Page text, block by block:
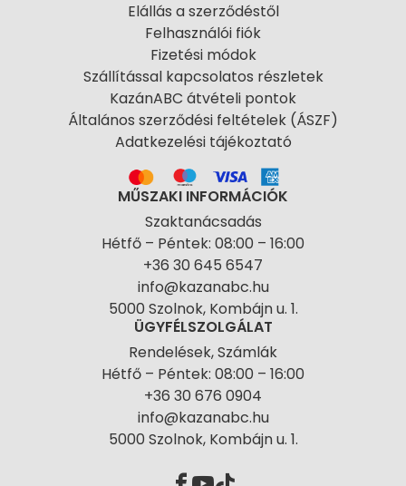
Elállás a szerződéstől
Felhasználói fiók
Fizetési módok
Szállítással kapcsolatos részletek
KazánABC átvételi pontok
Általános szerződési feltételek (ÁSZF)
Adatkezelési tájékoztató
MŰSZAKI INFORMÁCIÓK
Szaktanácsadás
Hétfő – Péntek: 08:00 – 16:00
+36 30 645 6547
info@kazanabc.hu
5000 Szolnok, Kombájn u. 1.
ÜGYFÉLSZOLGÁLAT
Rendelések, Számlák
Hétfő – Péntek: 08:00 – 16:00
+36 30 676 0904
info@kazanabc.hu
5000 Szolnok, Kombájn u. 1.